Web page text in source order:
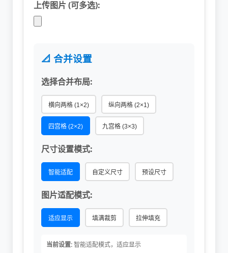
上传图片 (可多选):
📐 合并设置
选择合并布局:
横向两格 (1×2) 纵向两格 (2×1)
四宫格 (2×2) 九宫格 (3×3)
尺寸设置模式:
智能适配 自定义尺寸 预设尺寸
图片适配模式:
适应显示 填满裁剪 拉伸填充
当前设置:智能适配模式，适应显示